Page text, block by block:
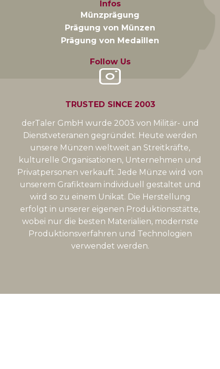
Infos
Münzprägung
Prägung von Münzen
Prägung von Medaillen
Follow Us
TRUSTED SINCE 2003
derTaler GmbH wurde 2003 von Militär- und
Dienstveteranen gegründet. Heute werden
unsere Münzen weltweit an Streitkräfte,
kulturelle Organisationen, Unternehmen und
Privatpersonen verkauft. Jede Münze wird von
unserem Grafikteam individuell gestaltet und
wird so zu einem Unikat. Die Herstellung
erfolgt in unserer eigenen Produktionsstätte,
wobei nur die besten Materialien, modernste
Produktionsverfahren und Technologien
verwendet werden.